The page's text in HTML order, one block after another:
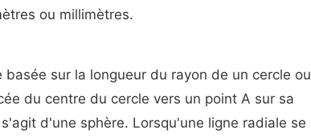
ou millimètres.
sur la longueur du rayon de un cercle ou
du centre du cercle vers un point A sur sa
d'une sphère. Lorsqu'une ligne radiale se